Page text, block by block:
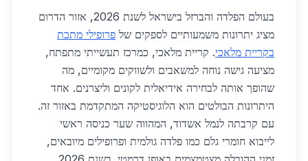
בעולם הפלדה והברזל בישראל לשנת 2026, אזור הדרום
מציג יתרונות משמעותיים לספקים של פרופילי מתכת
בקריית מלאכי. קריית מלאכי, כמרכז תעשייתי מתפתח,
מציעה גישה נוחה למשאבים ולשווקים מקומיים, מה
שהופך אותה לבחירה אידיאלית לקונים וליצרנים. אחד
היתרונות הבולטים הוא הלוגיסטיקה המתקדמת באזור זה.
עם קרבתה לנמל אשדוד, המהווה שער כניסה ראשי
לייבוא חומרי גלם כמו פלדה גולמית ופרופילים מיובאים,